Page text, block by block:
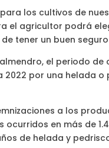
los cultivos de
el agricultor podrá
tener un buen
el periodo
por una helada o
a los
ocurridos en más de
de helada y